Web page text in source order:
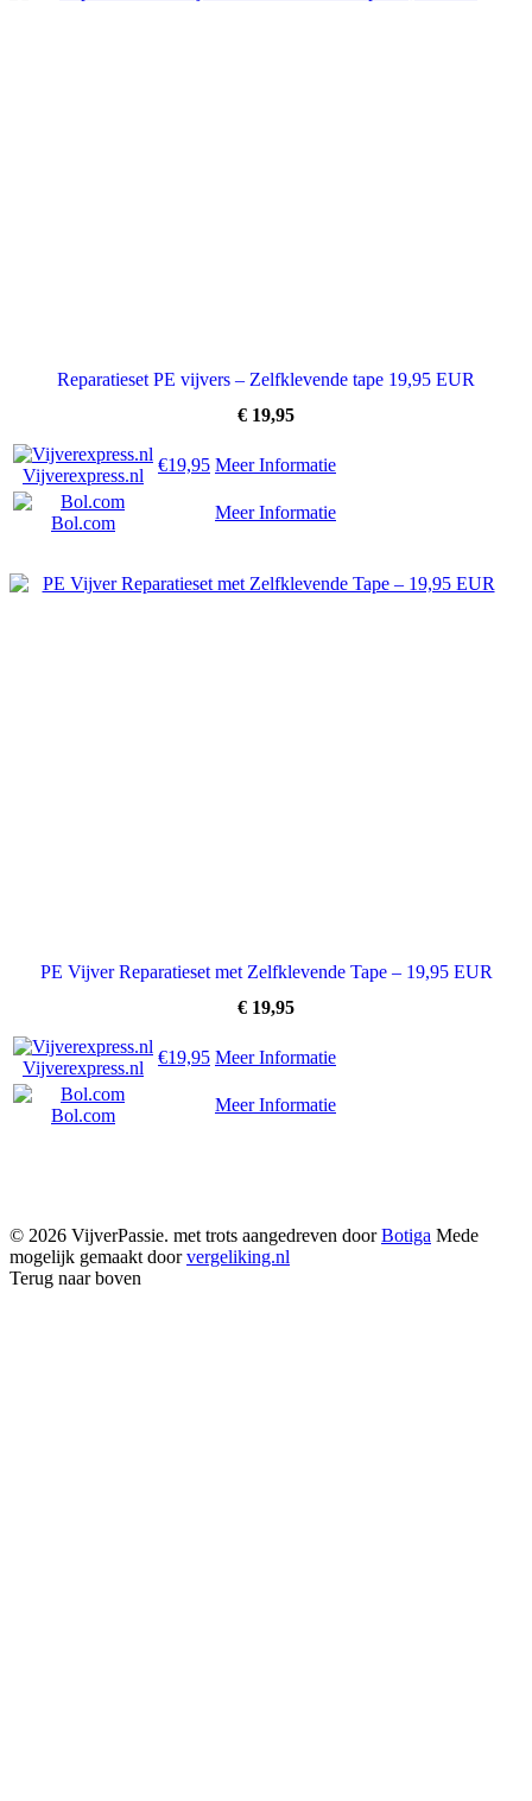
Reparatieset PE vijvers – Zelfklevende tape 19,95 EUR
€ 19,95
Vijverexpress.nl
€19,95 Meer Informatie
Bol.com
Meer Informatie
PE Vijver Reparatieset met Zelfklevende Tape – 19,95 EUR
€ 19,95
Vijverexpress.nl
€19,95 Meer Informatie
Bol.com
Meer Informatie
© 2026 VijverPassie. met trots aangedreven doorBotiga Mede
mogelijk gemaakt doorvergeliking.nl
Terug naar boven